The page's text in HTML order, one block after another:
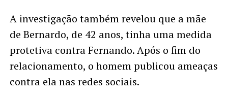
A investigação também revelou que a mãe
de Bernardo, de 42 anos, tinha uma medida
protetiva contra Fernando. Após o fim do
relacionamento, o homem publicou ameaças
contra ela nas redes sociais.